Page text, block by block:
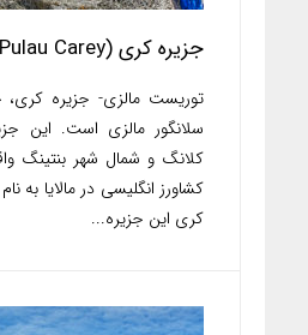
جزیره کری (Pulau Carey)
توریست مالزی- جزیره کری،
سلانگور مالزی است. این
کلانگ و شمال شهر بنتینگ
کشاورز انگلیسی در مالایا به
کری این جزیره...